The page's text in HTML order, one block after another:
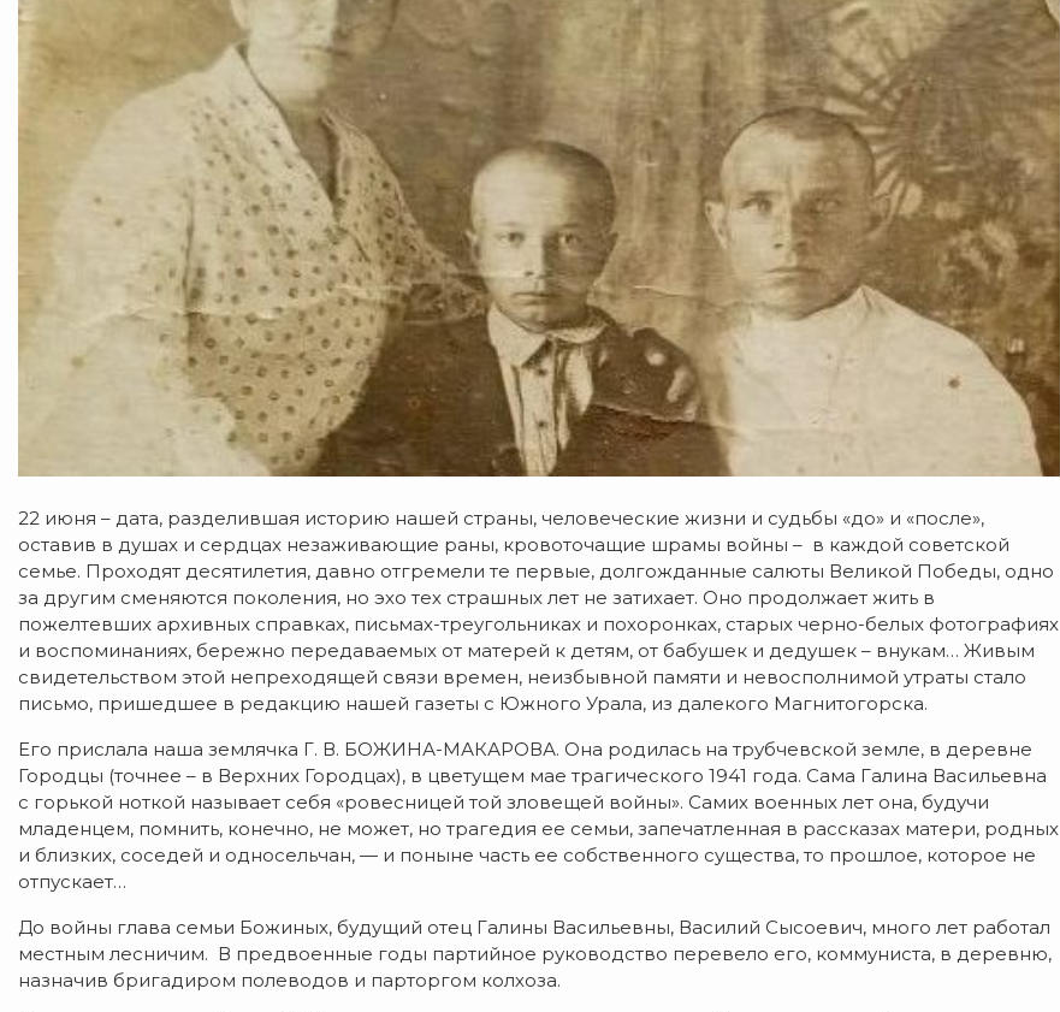
​22 июня – дата, разделившая историю нашей страны, человеческие жизни и судьбы «до» и «после»,
оставив в душах и сердцах незаживающие раны, кровоточащие шрамы войны – в каждой советской
семье. Проходят десятилетия, давно отгремели те первые, долгожданные салюты Великой Победы, одно
за другим сменяются поколения, но эхо тех страшных лет не затихает. Оно продолжает жить в
пожелтевших архивных справках, письмах-треугольниках и похоронках, старых черно-белых фотографиях
и воспоминаниях, бережно передаваемых от матерей к детям, от бабушек и дедушек – внукам… Живым
свидетельством этой непреходящей связи времен, неизбывной памяти и невосполнимой утраты стало
письмо, пришедшее в редакцию нашей газеты с Южного Урала, из далекого Магнитогорска.
​Его прислала наша землячка Г. В. БОЖИНА-МАКАРОВА. Она родилась на трубчевской земле, в деревне
Городцы (точнее – в Верхних Городцах), в цветущем мае трагического 1941 года. Сама Галина Васильевна
с горькой ноткой называет себя «ровесницей той зловещей войны». Самих военных лет она, будучи
младенцем, помнить, конечно, не может, но трагедия ее семьи, запечатленная в рассказах матери, родных
и близких, соседей и односельчан, — и поныне часть ее собственного существа, то прошлое, которое не
отпускает…
​​До войны глава семьи Божиных, будущий отец Галины Васильевны, Василий Сысоевич, много лет работал
местным лесничим. В предвоенные годы партийное руководство перевело его, коммуниста, в деревню,
назначив бригадиром полеводов и парторгом колхоза.